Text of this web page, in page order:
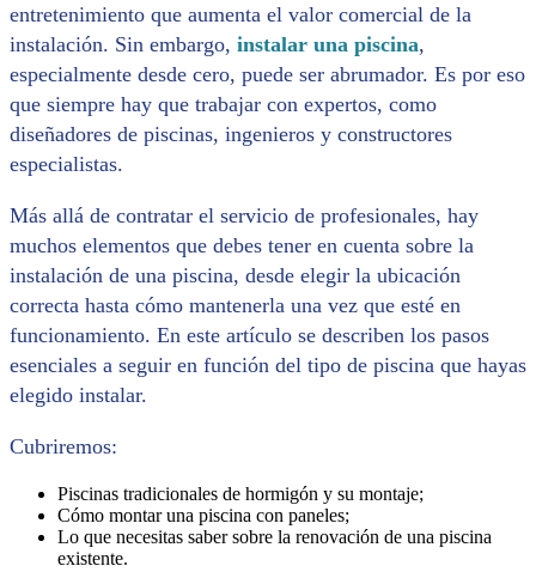
entretenimiento que aumenta el valor comercial de la
instalación. Sin embargo, instalar una piscina,
especialmente desde cero, puede ser abrumador. Es por eso
que siempre hay que trabajar con expertos, como
diseñadores de piscinas, ingenieros y constructores
especialistas.
Más allá de contratar el servicio de profesionales, hay
muchos elementos que debes tener en cuenta sobre la
instalación de una piscina, desde elegir la ubicación
correcta hasta cómo mantenerla una vez que esté en
funcionamiento. En este artículo se describen los pasos
esenciales a seguir en función del tipo de piscina que hayas
elegido instalar.
Cubriremos:
Piscinas tradicionales de hormigón y su montaje;
Cómo montar una piscina con paneles;
Lo que necesitas saber sobre la renovación de una piscina
existente.